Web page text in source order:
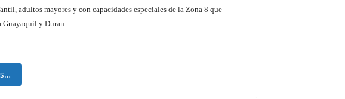
adultos mayores y con capacidades especiales de la Zona 8 que
Guayaquil y Duran.